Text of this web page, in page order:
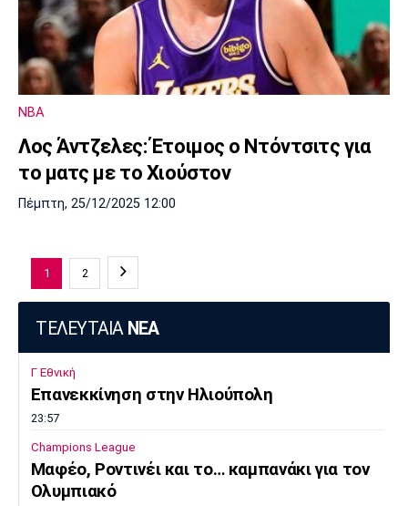
NBA
Λος Άντζελες: Έτοιμος ο Ντόντσιτς για
το ματς με το Χιούστον
Πέμπτη, 25/12/2025 12:00
1 2
ΤΕΛΕΥΤΑΙΑ ΝΕΑ
Γ Εθνική
Επανεκκίνηση στην Ηλιούπολη
23:57
Champions League
Μαφέο, Ροντινέι και το… καμπανάκι για τον
Ολυμπιακό